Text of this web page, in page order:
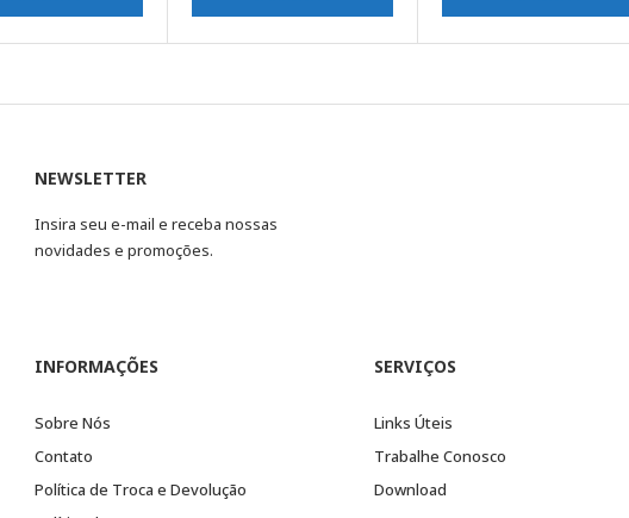
NEWSLETTER
Insira seu e-mail e receba nossas
novidades e promoções.
INFORMAÇÕES
Sobre Nós
Contato
Política de Troca e Devolução
SERVIÇOS
Links Úteis
Trabalhe Conosco
Download